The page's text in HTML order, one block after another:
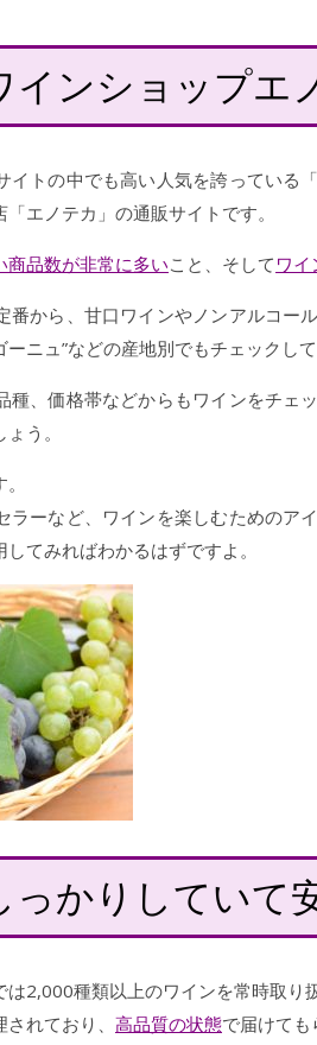
インショップエ
イトの中でも高い人気を誇っている
エノテカ」の通販サイトです。
商品数が非常に多いこと、そして ワ
から、甘口ワインやノンアルコー
ーニュ”などの産地別でもチェックし
種、価格帯などからもワインをチェ
う。
ラーなど、ワインを楽しむためのア
てみればわかるはずですよ。
っかりしていて
は2,000種類以上のワインを常時取
れており、 高品質の状態で届けても